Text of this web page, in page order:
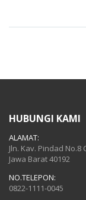
HUBUNGI KAMI
ALAMAT:
Jln. Kav. Pindad
Jawa Barat 40192
NO.TELEPON:
0822-1111-0045